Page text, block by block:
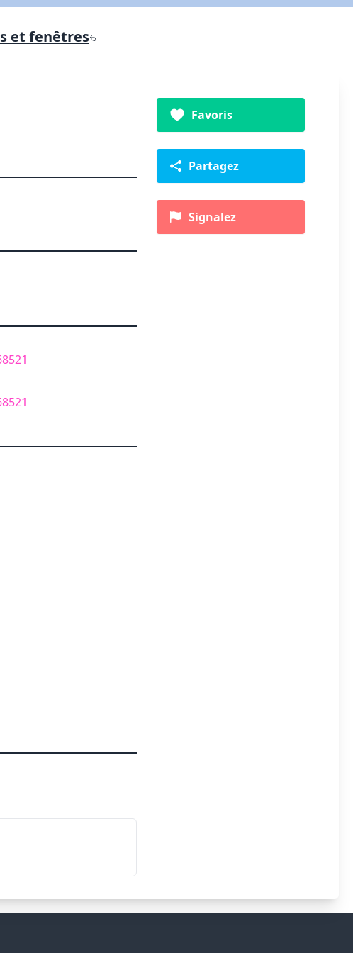
et fenêtres
Favoris
Partagez
Signalez